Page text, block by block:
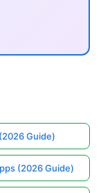
Guide)
(2026 Guide)